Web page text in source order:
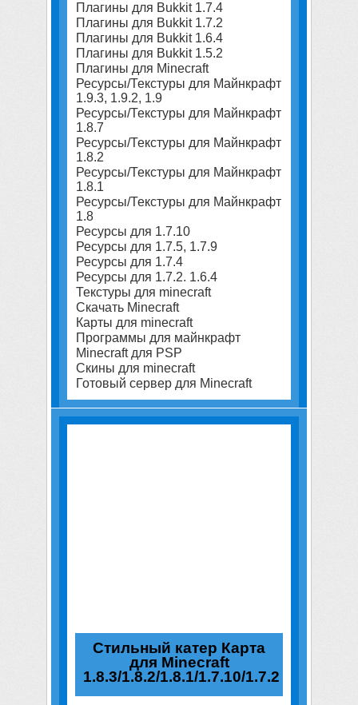
Плагины для Bukkit 1.7.4
Плагины для Bukkit 1.7.2
Плагины для Bukkit 1.6.4
Плагины для Bukkit 1.5.2
Плагины для Minecraft
Ресурсы/Текстуры для Майнкрафт
1.9.3, 1.9.2, 1.9
Ресурсы/Текстуры для Майнкрафт
1.8.7
Ресурсы/Текстуры для Майнкрафт
1.8.2
Ресурсы/Текстуры для Майнкрафт
1.8.1
Ресурсы/Текстуры для Майнкрафт
1.8
Ресурсы для 1.7.10
Ресурсы для 1.7.5, 1.7.9
Ресурсы для 1.7.4
Ресурсы для 1.7.2. 1.6.4
Текстуры для minecraft
Скачать Minecraft
Карты для minecraft
Программы для майнкрафт
Minecraft для PSP
Скины для minecraft
Готовый сервер для Minecraft
Стильный катер Карта
для Minecraft
1.8.3/1.8.2/1.8.1/1.7.10/1.7.2